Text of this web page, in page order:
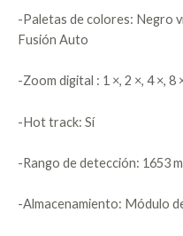
-Paletas de colores: Negro
Fusión Auto
-Zoom digital : 1 ×, 2 ×, 4 ×, 8
-Hot track: Sí
-Rango de detección: 1653
-Almacenamiento: Módulo